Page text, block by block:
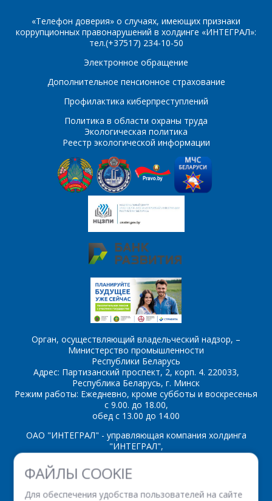
ФАЙЛЫ COOKIE
Для обеспечения удобства пользователей на сайте
ПОИСК
«Телефон доверия» о случаях, имеющих признаки
коррупционных правонарушений в холдинге «ИНТЕГРАЛ»:
тел.(+37517) 234-10-50
Электронное обращение
Дополнительное пенсионное страхование
Профилактика киберпреступлений
Политика в области охраны труда
Экологическая политика
Реестр экологической информации
Орган, осуществляющий владельческий надзор, –
Министерство промышленности
Республики Беларусь
Адрес: Партизанский проспект, 2, корп. 4. 220033,
Республика Беларусь, г. Минск
Режим работы: Ежедневно, кроме субботы и воскресенья
с 9.00. до 18.00,
обед с 13.00 до 14.00
ОАО "ИНТЕГРАЛ" - управляющая компания холдинга
"ИНТЕГРАЛ",
ул. Казинца И.П., д.121А, комната 327, г. Минск, 220108,
Республика Беларусь
Факс: (+375 17) 338 12 94 УНП 100386629
свяжутся с Вами по
вопросам стоимости
и сроков поставки.
Фамилия Имя
Организация*
Телефон*
Интересующий товар/
услуга, их количество *
Комментарий *
Ваше имя*
Интересующий товар/
услуга
Я согласен на
обработку
персональных данных*
поля